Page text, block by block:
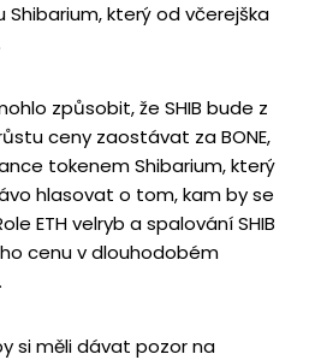
který od včerejška
způsobit, že SHIB bude z
ceny zaostávat za BONE,
tokenem Shibarium, který
hlasovat o tom, kam by se
ETH velryb a spalování SHIB
cenu v dlouhodobém
si měli dávat pozor na